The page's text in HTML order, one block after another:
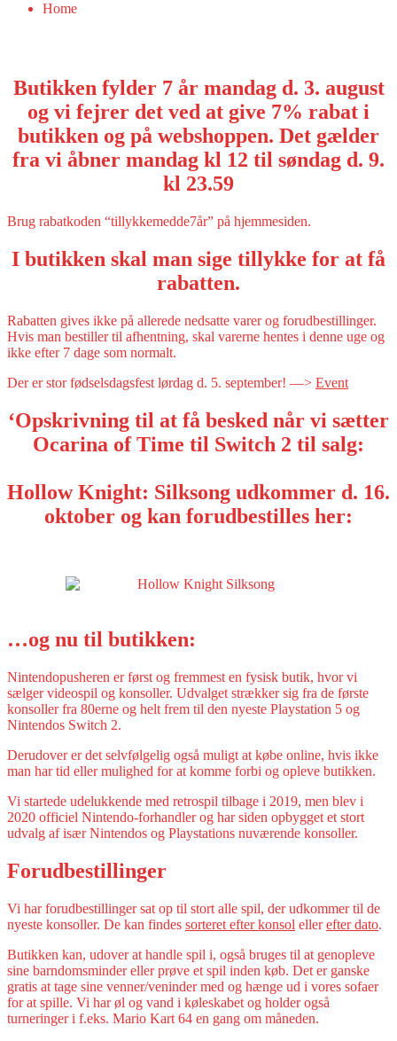
Home
Butikken fylder 7 år mandag d. 3. august
og vi fejrer det ved at give 7% rabat i
butikken og på webshoppen. Det gælder
fra vi åbner mandag kl 12 til søndag d. 9.
kl 23.59
Brug rabatkoden “tillykkemedde7år” på hjemmesiden.
I butikken skal man sige tillykke for at få
rabatten.
Rabatten gives ikke på allerede nedsatte varer og forudbestillinger.
Hvis man bestiller til afhentning, skal varerne hentes i denne uge og
ikke efter 7 dage som normalt.
Der er stor fødselsdagsfest lørdag d. 5. september! —> Event
‘Opskrivning til at få besked når vi sætter
Ocarina of Time til Switch 2 til salg:
Hollow Knight: Silksong udkommer d. 16.
oktober og kan forudbestilles her:
…og nu til butikken:
Nintendopusheren er først og fremmest en fysisk butik, hvor vi
sælger videospil og konsoller. Udvalget strækker sig fra de første
konsoller fra 80erne og helt frem til den nyeste Playstation 5 og
Nintendos Switch 2.
Derudover er det selvfølgelig også muligt at købe online, hvis ikke
man har tid eller mulighed for at komme forbi og opleve butikken.
Vi startede udelukkende med retrospil tilbage i 2019, men blev i
2020 officiel Nintendo-forhandler og har siden opbygget et stort
udvalg af især Nintendos og Playstations nuværende konsoller.
Forudbestillinger
Vi har forudbestillinger sat op til stort alle spil, der udkommer til de
nyeste konsoller. De kan findes sorteret efter konsol ellerefter dato.
Butikken kan, udover at handle spil i, også bruges til at genopleve
sine barndomsminder eller prøve et spil inden køb. Det er ganske
gratis at tage sine venner/veninder med og hænge ud i vores sofaer
for at spille. Vi har øl og vand i køleskabet og holder også
turneringer i f.eks. Mario Kart 64 en gang om måneden.